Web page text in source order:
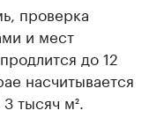
проверка
и мест
до 12
насчитывается
тысяч м².